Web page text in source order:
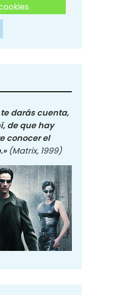
de Redes
darás cuenta,
de que hay
conocer el
(Matrix, 1999)